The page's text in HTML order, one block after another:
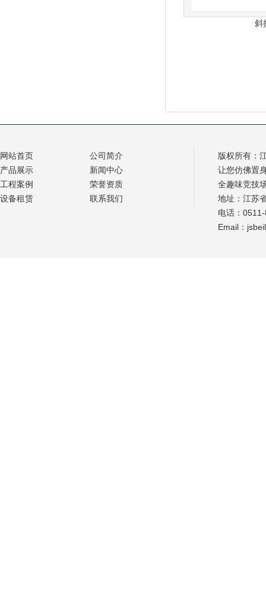
斜
网站首页
公司简介
产品展示
新闻中心
工程案例
荣誉资质
设备租赁
联系我们
版权所有：
让您仿佛置
全趣味竞技
地址：江苏
电话：
Email：